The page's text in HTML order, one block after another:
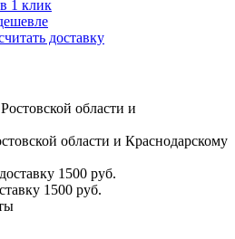
1 клик
доставку
области и Краснодарскому
1500 руб.